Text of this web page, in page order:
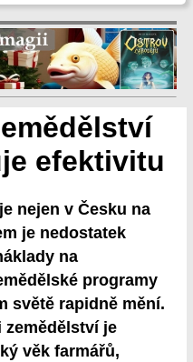
efektivitu
nejen v Česku na
je nedostatek
na
programy
světě rapidně mění.
je
věk farmářů,